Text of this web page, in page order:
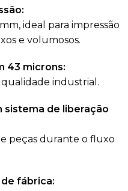
ideal para impressão
e volumosos.
43 microns:
industrial.
sistema de liberação
peças durante o fluxo
fábrica: